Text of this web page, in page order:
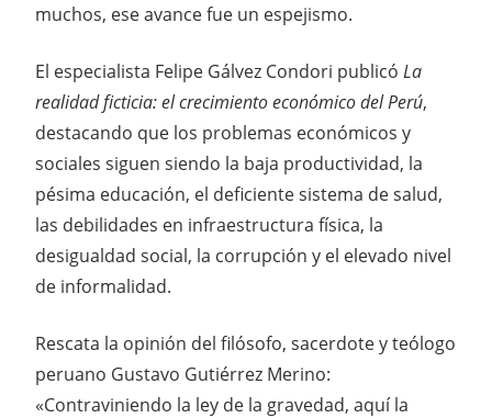
muchos, ese avance fue un espejismo.
El especialista Felipe Gálvez Condori publicó La
realidad ficticia: el crecimiento económico del Perú,
destacando que los problemas económicos y
sociales siguen siendo la baja productividad, la
pésima educación, el deficiente sistema de salud,
las debilidades en infraestructura física, la
desigualdad social, la corrupción y el elevado nivel
de informalidad.
Rescata la opinión del filósofo, sacerdote y teólogo
peruano Gustavo Gutiérrez Merino:
«Contraviniendo la ley de la gravedad, aquí la